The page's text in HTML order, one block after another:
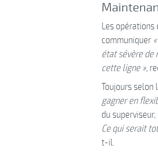
Les
communiquer
état sévère de
cette ligne »,
Toujours selon
gagner en
du
Ce qui serait
t-il.